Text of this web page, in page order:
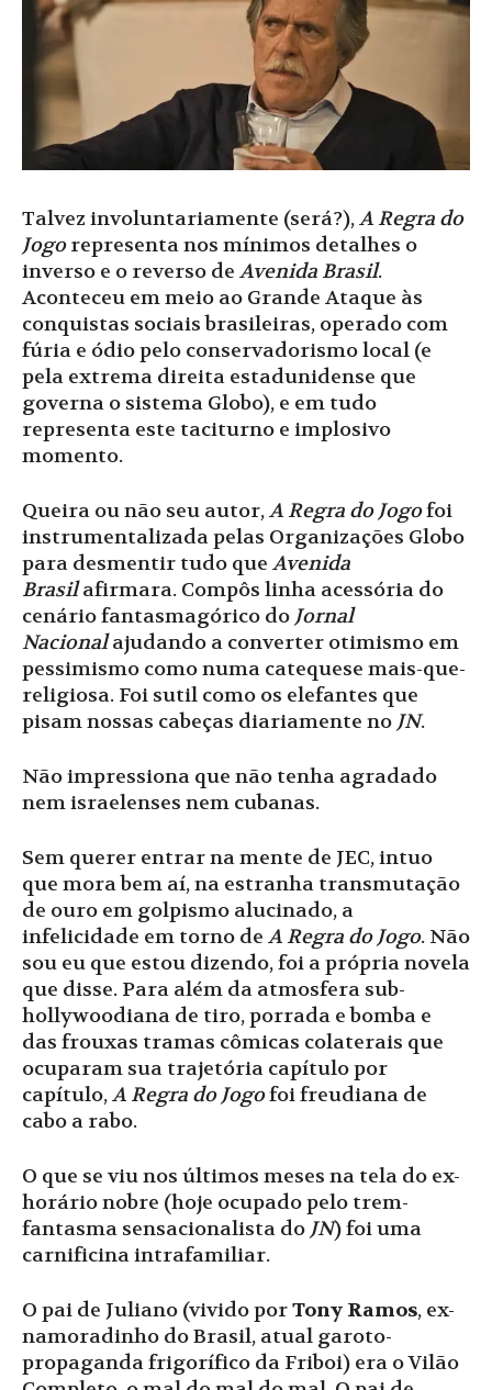
Talvez involuntariamente (será?),A Regra do
Jogorepresenta nos mínimos detalhes o
inverso e o reverso de Avenida Brasil.
Aconteceu em meio ao Grande Ataque às
conquistas sociais brasileiras, operado com
fúria e ódio pelo conservadorismo local (e
pela extrema direita estadunidense que
governa o sistema Globo), e em tudo
representa este taciturno e implosivo
momento.
Queira ou não seu autor,A Regra do Jogofoi
instrumentalizada pelas Organizações Globo
para desmentir tudo que Avenida
Brasilafirmara. Compôs linha acessória do
cenário fantasmagórico do Jornal
Nacionalajudando a converter otimismo em
pessimismo como numa catequese mais-que-
religiosa. Foi sutil como os elefantes que
pisam nossas cabeças diariamente no JN.
Não impressiona que não tenha agradado
nem israelenses nem cubanas.
Sem querer entrar na mente de JEC, intuo
que mora bem aí, na estranha transmutação
de ouro em golpismo alucinado, a
infelicidade em torno de A Regra do Jogo. Não
sou eu que estou dizendo, foi a própria novela
que disse. Para além da atmosfera sub-
hollywoodiana de tiro, porrada e bomba e
das frouxas tramas cômicas colaterais que
ocuparam sua trajetória capítulo por
capítulo,A Regra do Jogofoi freudiana de
cabo a rabo.
O que se viu nos últimos meses na tela do ex-
horário nobre (hoje ocupado pelo trem-
fantasma sensacionalista do JN) foi uma
carnificina intrafamiliar.
O pai de Juliano (vivido porTony Ramos, ex-
namoradinho do Brasil, atual garoto-
propaganda frigorífico da Friboi) era o Vilão